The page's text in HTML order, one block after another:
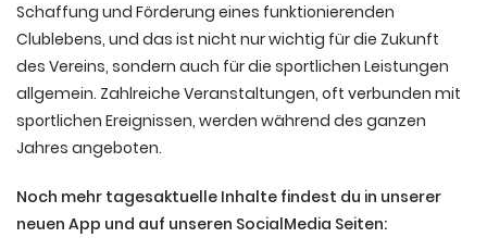
Schaffung und Förderung eines funktionierenden
Clublebens, und das ist nicht nur wichtig für die Zukunft
des Vereins, sondern auch für die sportlichen Leistungen
allgemein. Zahlreiche Veranstaltungen, oft verbunden mit
sportlichen Ereignissen, werden während des ganzen
Jahres angeboten.
Noch mehr tagesaktuelle Inhalte findest du in unserer
neuen App und auf unseren SocialMedia Seiten: